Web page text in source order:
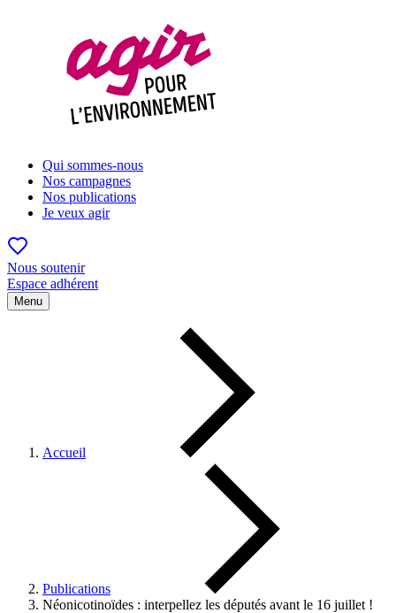
Qui sommes-nous
Nos campagnes
Nos publications
Je veux agir
Nous soutenir
Espace adhérent
Menu
Accueil
Publications
Néonicotinoïdes : interpellez les députés avant le 16 juillet !